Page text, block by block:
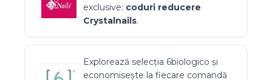
exclusive: coduri reducere
Crystalnails.
Explorează selecția 6biologico și
economisește la fiecare comandă